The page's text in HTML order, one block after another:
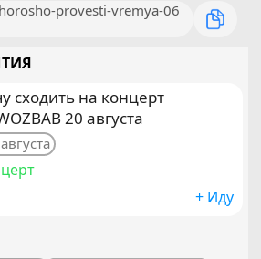
provesti-vremya-06
сходить на концерт
20 августа
+ Иду